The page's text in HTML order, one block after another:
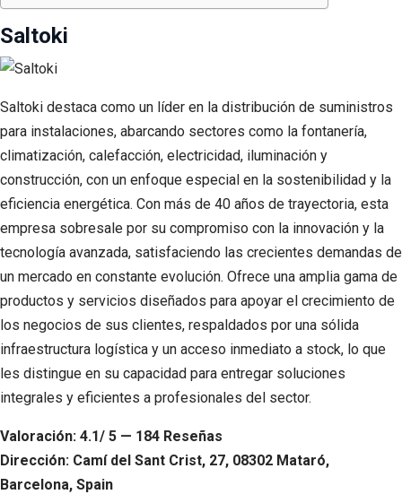
Saltoki
Saltoki destaca como un líder en la distribución de suministros
para instalaciones, abarcando sectores como la fontanería,
climatización, calefacción, electricidad, iluminación y
construcción, con un enfoque especial en la sostenibilidad y la
eficiencia energética. Con más de 40 años de trayectoria, esta
empresa sobresale por su compromiso con la innovación y la
tecnología avanzada, satisfaciendo las crecientes demandas de
un mercado en constante evolución. Ofrece una amplia gama de
productos y servicios diseñados para apoyar el crecimiento de
los negocios de sus clientes, respaldados por una sólida
infraestructura logística y un acceso inmediato a stock, lo que
les distingue en su capacidad para entregar soluciones
integrales y eficientes a profesionales del sector.
Valoración: 4.1/ 5 — 184 Reseñas
Dirección: Camí del Sant Crist, 27, 08302 Mataró,
Barcelona, Spain